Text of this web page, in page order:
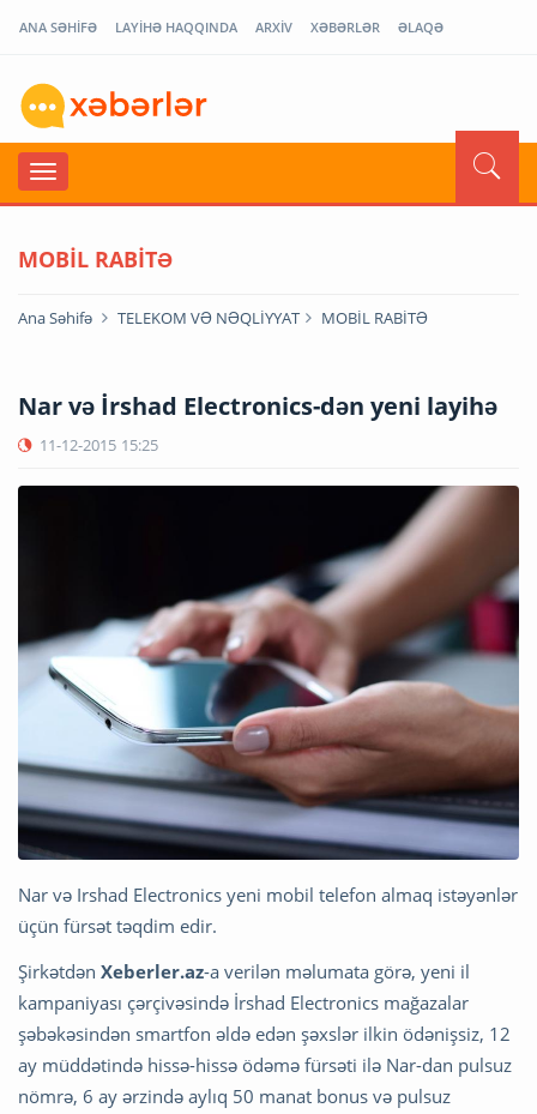
ANA SƏHİFƏ LAYİHƏ HAQQINDA ARXİV XƏBƏRLƏR ƏLAQƏ
MOBİL RABİTƏ
Ana Səhifə TELEKOM VƏ NƏQLİYYAT MOBİL RABİTƏ
Nar və İrshad Electronics-dən yeni layihə
11-12-2015 15:25
Nar və Irshad Electronics yeni mobil telefon almaq istəyənlər
üçün fürsət təqdim edir.
Şirkətdən Xeberler.az-a verilən məlumata görə, yeni il
kampaniyası çərçivəsində İrshad Electronics mağazalar
şəbəkəsindən smartfon əldə edən şəxslər ilkin ödənişsiz, 12
ay müddətində hissə-hissə ödəmə fürsəti ilə Nar-dan pulsuz
nömrə, 6 ay ərzində aylıq 50 manat bonus və pulsuz